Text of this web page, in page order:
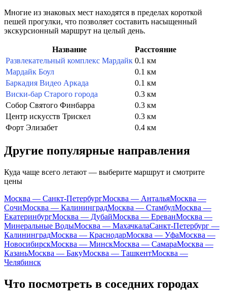
Многие из знаковых мест находятся в пределах короткой
пешей прогулки, что позволяет составить насыщенный
экскурсионный маршрут на целый день.
Название
Расстояние
Развлекательный комплекс Мардайк 0.1 км
Мардайк Боул
0.1 км
Баркадия Видео Аркада
0.1 км
Виски-бар Старого города
0.3 км
Собор Святого Финбарра
0.3 км
Центр искусств Трискел
0.3 км
Форт Элизабет
0.4 км
Другие популярные направления
Куда чаще всего летают — выберите маршрут и смотрите
цены
Москва — Санкт-ПетербургМосква — АнтальяМосква —
СочиМосква — КалининградМосква — СтамбулМосква —
ЕкатеринбургМосква — ДубайМосква — ЕреванМосква —
Минеральные ВодыМосква — МахачкалаСанкт-Петербург —
КалининградМосква — КраснодарМосква — УфаМосква —
НовосибирскМосква — МинскМосква — СамараМосква —
КазаньМосква — БакуМосква — ТашкентМосква —
Челябинск
Что посмотреть в соседних городах